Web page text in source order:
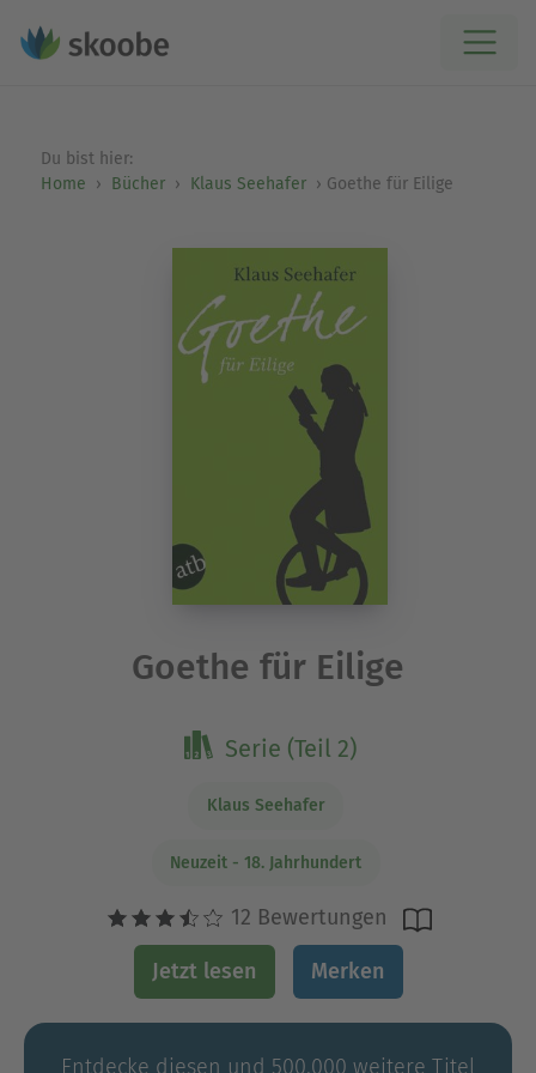
Du bist hier:
Home
Bücher Klaus Seehafer Goethe für Eilige
Goethe für Eilige
Serie (Teil 2)
Klaus Seehafer
Neuzeit - 18. Jahrhundert
12 Bewertungen
Jetzt lesen Merken
Entdecke diesen und 500.000 weitere Titel